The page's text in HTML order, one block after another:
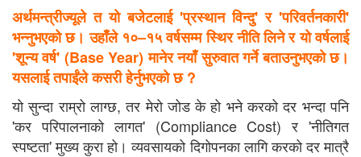
अर्थमन्त्रीज्यूले त यो बजेटलाई 'प्रस्थान विन्दु' र 'परिवर्तनकारी'
भन्नुभएको छ। उहाँले १०–१५ वर्षसम्म स्थिर नीति लिने र यो वर्षलाई
'शून्य वर्ष' (Base Year) मानेर नयाँ सुरुवात गर्ने बताउनुभएको छ।
यसलाई तपाईंले कसरी हेर्नुभएको छ ?
यो सुन्दा राम्रो लाग्छ, तर मेरो जोड के हो भने करको दर भन्दा पनि
'कर परिपालनाको लागत' (Compliance Cost) र 'नीतिगत
स्पष्टता' मुख्य कुरा हो। व्यवसायको दिगोपनका लागि करको दर मात्रै